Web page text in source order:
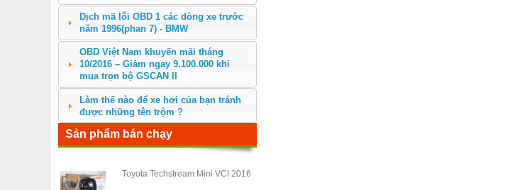
Dịch mã lỗi OBD 1 các dòng xe trước
năm 1996(phan 7) - BMW
OBD Việt Nam khuyến mãi tháng
10/2016 – Giảm ngay 9.100.000 khi
mua trọn bộ GSCAN II
Làm thế nào để xe hơi của bạn tránh
được những tên trộm ?
Sản phẩm bán chạy
Toyota Techstream Mini VCI 2016